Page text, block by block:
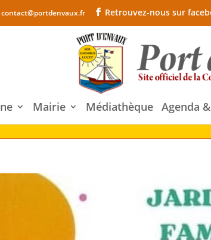
contact@portdenvaux.fr Retrouvez-nous sur
Mairie Médiathèque Agenda